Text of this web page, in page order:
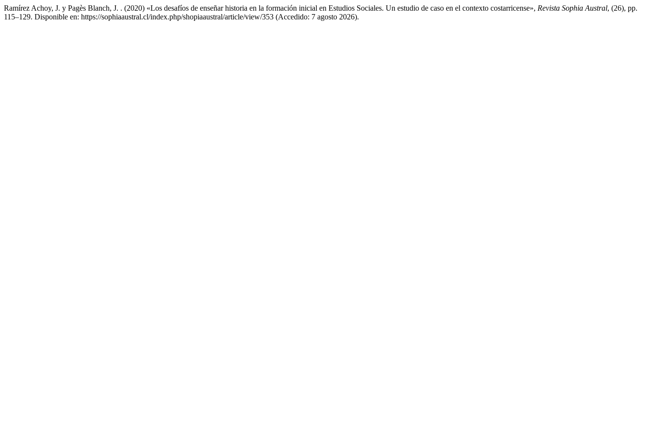
Ramírez Achoy, J. y Pagès Blanch, J. . (2020) «Los desafíos de enseñar historia en la formación inicial en Estudios Sociales. Un estudio de caso en el contexto costarricense», Revista Sophia Austral, (26), pp.
115–129. Disponible en: https://sophiaaustral.cl/index.php/shopiaaustral/article/view/353 (Accedido: 7 agosto 2026).